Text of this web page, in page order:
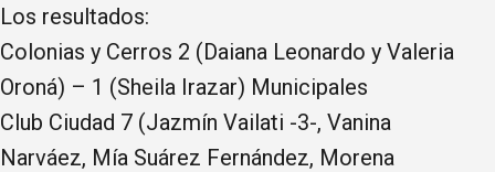
Los resultados:
Colonias y Cerros 2 (Daiana Leonardo y Valeria
Oroná) – 1 (Sheila Irazar) Municipales
Club Ciudad 7 (Jazmín Vailati -3-, Vanina
Narváez, Mía Suárez Fernández, Morena